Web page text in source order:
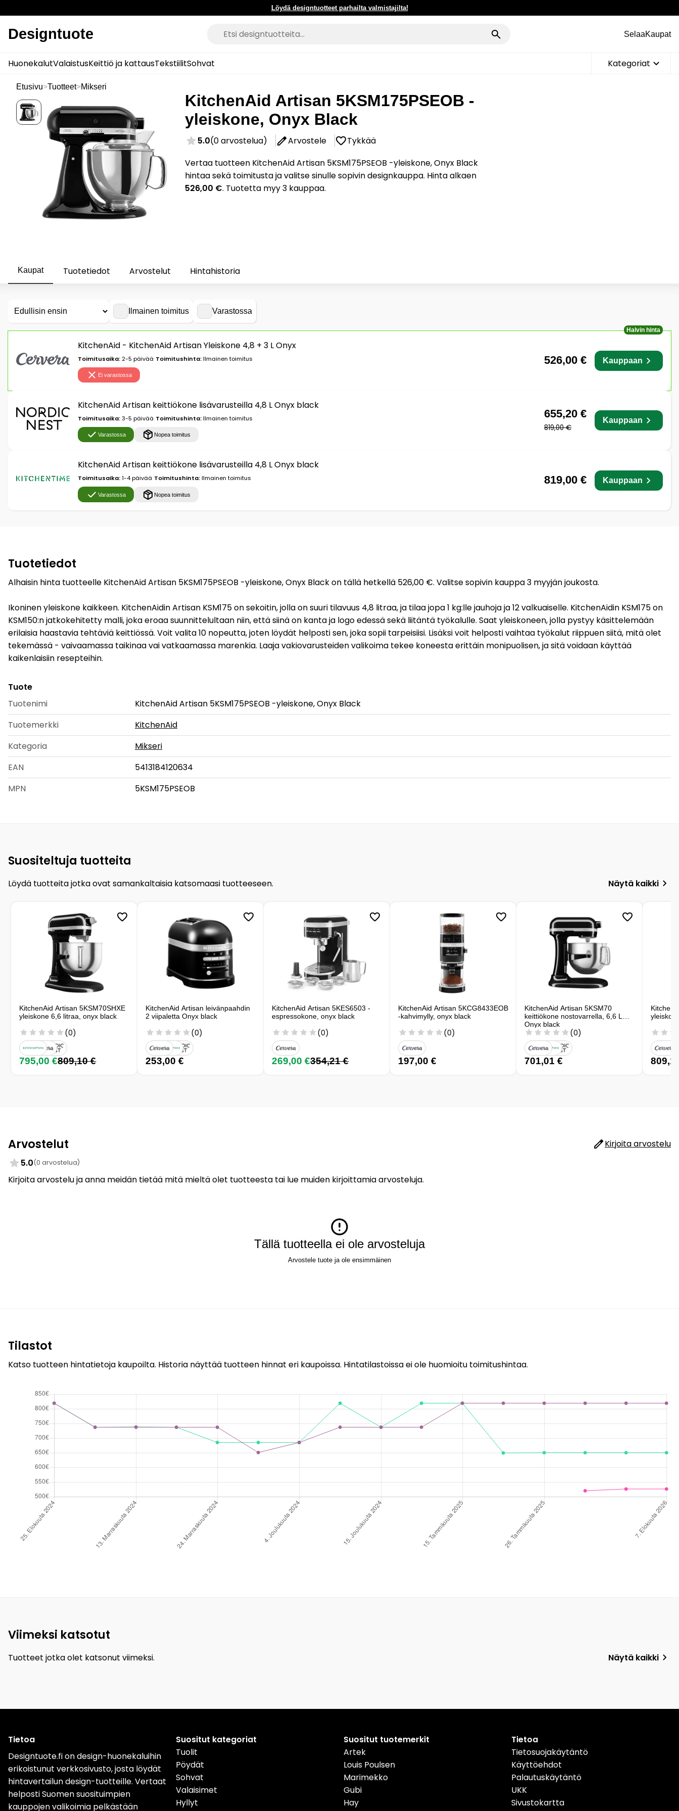
Löydä designtuotteet parhailta valmistajilta!
Designtuote SelaaKaupat
HuonekalutValaistusKeittiö ja kattausTekstiilitSohvat Kategoriat
Etusivu>Tuotteet>Mikseri
KitchenAid Artisan 5KSM175PSEOB -
yleiskone, Onyx Black
5.0(0 arvostelua) Arvostele
Tykkää
Vertaa tuotteen KitchenAid Artisan 5KSM175PSEOB -yleiskone, Onyx Black
hintaa sekä toimitusta ja valitse sinulle sopivin designkauppa. Hinta alkaen
526,00 €. Tuotetta myy 3 kauppaa.
Kaupat Tuotetiedot Arvostelut Hintahistoria
Ilmainen toimitus Varastossa
Halvin hinta
KitchenAid - KitchenAid Artisan Yleiskone 4,8 + 3 L Onyx
Toimitusaika: 2-5 päivää Toimitushinta:Ilmainen toimitus
Ei varastossa
526,00 € Kauppaan
KitchenAid Artisan keittiökone lisävarusteilla 4,8 L Onyx black
Toimitusaika:3-5 päivää Toimitushinta:Ilmainen toimitus
Varastossa Nopea toimitus
655,20 €
819,00 €
Kauppaan
KitchenAid Artisan keittiökone lisävarusteilla 4,8 L Onyx black
Toimitusaika:1-4 päivää Toimitushinta:Ilmainen toimitus
Varastossa Nopea toimitus
819,00 € Kauppaan
Tuotetiedot
Alhaisin hinta tuotteelle KitchenAid Artisan 5KSM175PSEOB -yleiskone, Onyx Black on tällä hetkellä 526,00 €. Valitse sopivin kauppa 3 myyjän joukosta.
Ikoninen yleiskone kaikkeen. KitchenAidin Artisan KSM175 on sekoitin, jolla on suuri tilavuus 4,8 litraa, ja tilaa jopa 1 kg:lle jauhoja ja 12 valkuaiselle. KitchenAidin KSM175 on
KSM150:n jatkokehitetty malli, joka eroaa suunnittelultaan niin, että siinä on kanta ja logo edessä sekä liitäntä työkalulle. Saat yleiskoneen, jolla pystyy käsittelemään
erilaisia haastavia tehtäviä keittiössä. Voit valita 10 nopeutta, joten löydät helposti sen, joka sopii tarpeisiisi. Lisäksi voit helposti vaihtaa työkalut riippuen siitä, mitä olet
tekemässä - vaivaamassa taikinaa vai vatkaamassa marenkia. Laaja vakiovarusteiden valikoima tekee koneesta erittäin monipuolisen, ja sitä voidaan käyttää
kaikenlaisiin resepteihin.
Tuote
Tuotenimi
KitchenAid Artisan 5KSM175PSEOB -yleiskone, Onyx Black
Tuotemerkki
KitchenAid
Kategoria
Mikseri
EAN
5413184120634
MPN
5KSM175PSEOB
Suositeltuja tuotteita
Löydä tuotteita jotka ovat samankaltaisia katsomaasi tuotteeseen. Näytä kaikki
KitchenAid Artisan 5KSM70SHXE
yleiskone 6,6 litraa, onyx black
(0)
795,00 €809,10 €
KitchenAid Artisan leivänpaahdin
2 viipaletta Onyx black
(0)
253,00 €
KitchenAid Artisan 5KES6503 -
espressokone, onyx black
(0)
269,00 €354,21 €
KitchenAid Artisan 5KCG8433EOB
-kahvimylly, onyx black
(0)
197,00 €
KitchenAid Artisan 5KSM70
keittiökone nostovarrella, 6,6 L
Onyx black
(0)
701,01 €
Arvostelut
Kirjoita arvostelu
5.0(0 arvostelua)
Kirjoita arvostelu ja anna meidän tietää mitä mieltä olet tuotteesta tai lue muiden kirjoittamia arvosteluja.
Tällä tuotteella ei ole arvosteluja
Arvostele tuote ja ole ensimmäinen
Tilastot
Katso tuotteen hintatietoja kaupoilta. Historia näyttää tuotteen hinnat eri kaupoissa. Hintatilastoissa ei ole huomioitu toimitushintaa.
Viimeksi katsotut
Tuotteet jotka olet katsonut viimeksi. Näytä kaikki
Tietoa
Designtuote.fi on design-huonekaluihin
erikoistunut verkkosivusto, josta löydät
hintavertailun design-tuotteille. Vertaat
helposti Suomen suosituimpien
kauppojen valikoimia pelkästään
Suositut kategoriat
Tuolit
Pöydät
Sohvat
Valaisimet
Hyllyt
Suositut tuotemerkit
Artek
Louis Poulsen
Marimekko
Gubi
Hay
Tietoa
Tietosuojakäytäntö
Käyttöehdot
Palautuskäytäntö
UKK
Sivustokartta